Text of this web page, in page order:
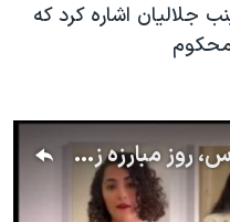
جلالیان اشاره کرد کە
شماری از فعالان زن: ۸ مارس، روز مبارزه زنان برای برابری با مردان است